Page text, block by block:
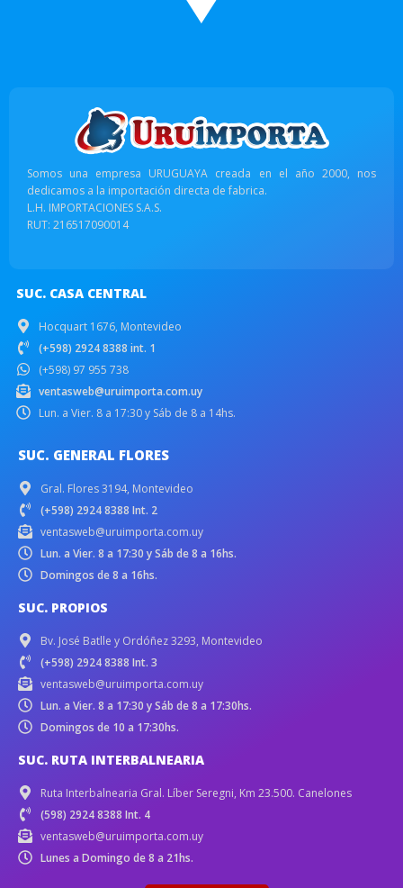
Somos una empresa URUGUAYA creada en el año 2000, nos
dedicamos a la importación directa de fabrica.
L.H. IMPORTACIONES S.A.S.
RUT: 216517090014
SUC. CASA CENTRAL
Hocquart 1676, Montevideo
(+598) 2924 8388 int. 1
(+598) 97 955 738
ventasweb@uruimporta.com.uy
Lun. a Vier. 8 a 17:30 y Sáb de 8 a 14hs.
SUC. GENERAL FLORES
Gral. Flores 3194, Montevideo
(+598) 2924 8388 Int. 2
ventasweb@uruimporta.com.uy
Lun. a Vier. 8 a 17:30 y Sáb de 8 a 16hs.
Domingos de 8 a 16hs.
SUC. PROPIOS
Bv. José Batlle y Ordóñez 3293, Montevideo
(+598) 2924 8388 Int. 3
ventasweb@uruimporta.com.uy
Lun. a Vier. 8 a 17:30 y Sáb de 8 a 17:30hs.
Domingos de 10 a 17:30hs.
SUC. RUTA INTERBALNEARIA
Ruta Interbalnearia Gral. Líber Seregni, Km 23.500. Canelones
(598) 2924 8388 Int. 4
ventasweb@uruimporta.com.uy
Lunes a Domingo de 8 a 21hs.